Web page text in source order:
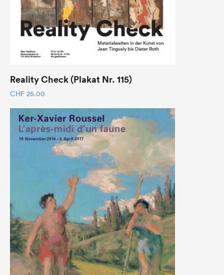
Reality Check (Plakat Nr. 115)
CHF 25.00